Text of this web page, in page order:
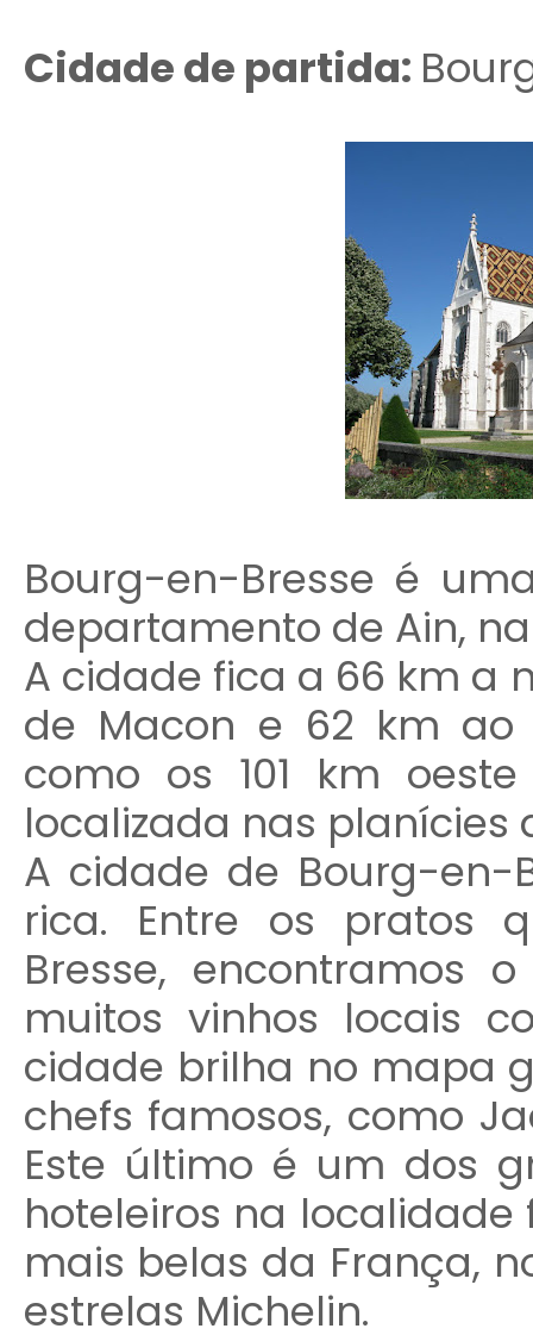
Cidade de partida:
Bourg-en-Bresse é
departamento de Ain,
A cidade fica a 66 km a
de Macon e 62 km ao
como os 101 km
localizada nas planícies
A cidade de Bourg-en-
rica. Entre os pratos
Bresse, encontramos
muitos vinhos locais
cidade brilha no mapa
chefs famosos, como
Este último é um dos
hoteleiros na
mais belas da França,
estrelas Michelin.